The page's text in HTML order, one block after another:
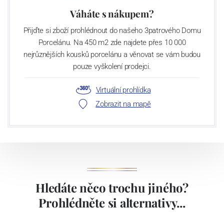
Váháte s nákupem?
Přijďte si zboží prohlédnout do našeho 3patrového Domu
Porcelánu. Na 450 m2 zde najdete přes 10 000
nejrůznějších kousků porcelánu a věnovat se vám budou
pouze vyškolení prodejci.
Virtuální prohlídka
Zobrazit na mapě
Hledáte něco trochu jiného?
Prohlédněte si alternativy...